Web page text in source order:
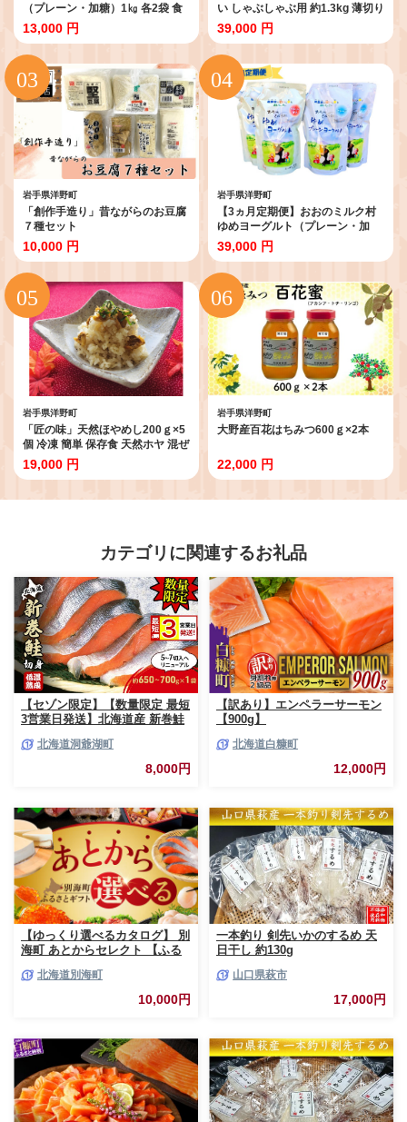
（プレーン・加糖）1㎏ 各2袋 食
べ比べ 乳酸菌 酪農家の味 詰め合
わせ
13,000 円
い しゃぶしゃぶ用 約1.3kg 薄切り
肉 モモ バラ ロース 肩ロース 小分
け 詰め合わせ 計4パック 冷蔵配送
39,000 円
岩手県洋野町
「創作手造り」昔ながらのお豆腐
７種セット
10,000 円
岩手県洋野町
【3ヵ月定期便】おおのミルク村
ゆめヨーグルト（プレーン・加
糖）1㎏ 各2袋 食べ比べ 乳酸菌 酪
農家の味 詰め合わせ
39,000 円
岩手県洋野町
「匠の味」天然ほやめし200ｇ×5
個 冷凍 簡単 保存食 天然ホヤ 混ぜ
ご飯
19,000 円
岩手県洋野町
大野産百花はちみつ600ｇ×2本
22,000 円
カテゴリに関連するお礼品
【セゾン限定】【数量限定 最短
3営業日発送】北海道産 新巻鮭
700g/5～7切入) 最短配送 北海
道 秋鮭 小分け 鮭 さけ しゃけ
シャケ 中塩 海鮮 冷凍 お弁当
モン サケ
北海道洞爺湖町
8,000円
【訳あり】エンペラーサーモン
【900g】
北海道白糠町
12,000円
【ゆっくり選べるカタログ】 別
海町 あとからセレクト 【ふる
とから選べる！ ギフト いくら
ほたて 海鮮 牛肉 ケーキ アイス
【BY0000010】（ 後から選べ
カタログギフト あとからカタロ
グ あとからカタログポイント
あとからカタログギフト ふるさ
と納税 ）
北海道別海町
10,000円
一本釣り 剣先いかのするめ 天
日干し 約130g
山口県萩市
17,000円